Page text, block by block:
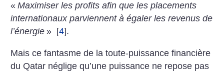
« Maximiser les profits afin que les placements
internationaux parviennent à égaler les revenus de
l’énergie » [4].
Mais ce fantasme de la toute-puissance financière
du Qatar néglige qu’une puissance ne repose pas